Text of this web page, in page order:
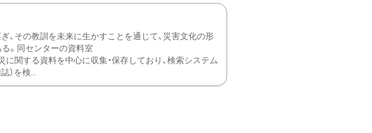
、その教訓を未来に生かすことを通じて、災害文化の形
。同センターの資料室
関する資料を中心に収集・保存しており、検索システム
）を検...